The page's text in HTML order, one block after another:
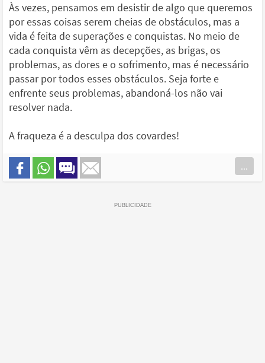
Às vezes, pensamos em desistir de algo que queremos
por essas coisas serem cheias de obstáculos, mas a
vida é feita de superações e conquistas. No meio de
cada conquista vêm as decepções, as brigas, os
problemas, as dores e o sofrimento, mas é necessário
passar por todos esses obstáculos. Seja forte e
enfrente seus problemas, abandoná-los não vai
resolver nada.
A fraqueza é a desculpa dos covardes!
...